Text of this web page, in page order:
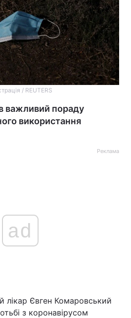
/ REUTERS
важливий пораду
використання
Реклама
ad
лікар Євген Комаровський
з коронавірусом